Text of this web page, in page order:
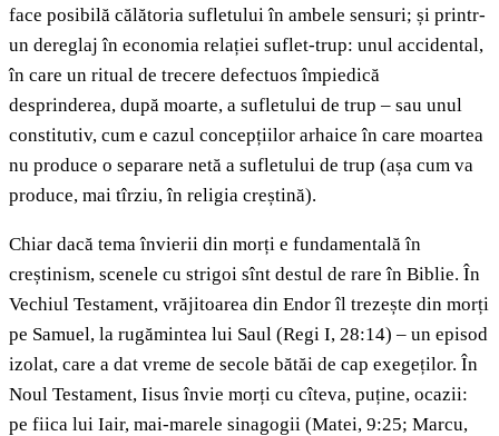
face posibilă călătoria sufletului în ambele sensuri; și printr-
un dereglaj în economia relației suflet-trup: unul accidental,
în care un ritual de trecere defectuos împiedică
desprinderea, după moarte, a sufletului de trup – sau unul
constitutiv, cum e cazul concepțiilor arhaice în care moartea
nu produce o separare netă a sufletului de trup (așa cum va
produce, mai tîrziu, în religia creștină).
Chiar dacă tema învierii din morți e fundamentală în
creștinism, scenele cu strigoi sînt destul de rare în Biblie. În
Vechiul Testament, vrăjitoarea din Endor îl trezește din morți
pe Samuel, la rugămintea lui Saul (Regi I, 28:14) – un episod
izolat, care a dat vreme de secole bătăi de cap exegeților. În
Noul Testament, Iisus învie morți cu cîteva, puține, ocazii:
pe fiica lui Iair, mai-marele sinagogii (Matei, 9:25; Marcu,